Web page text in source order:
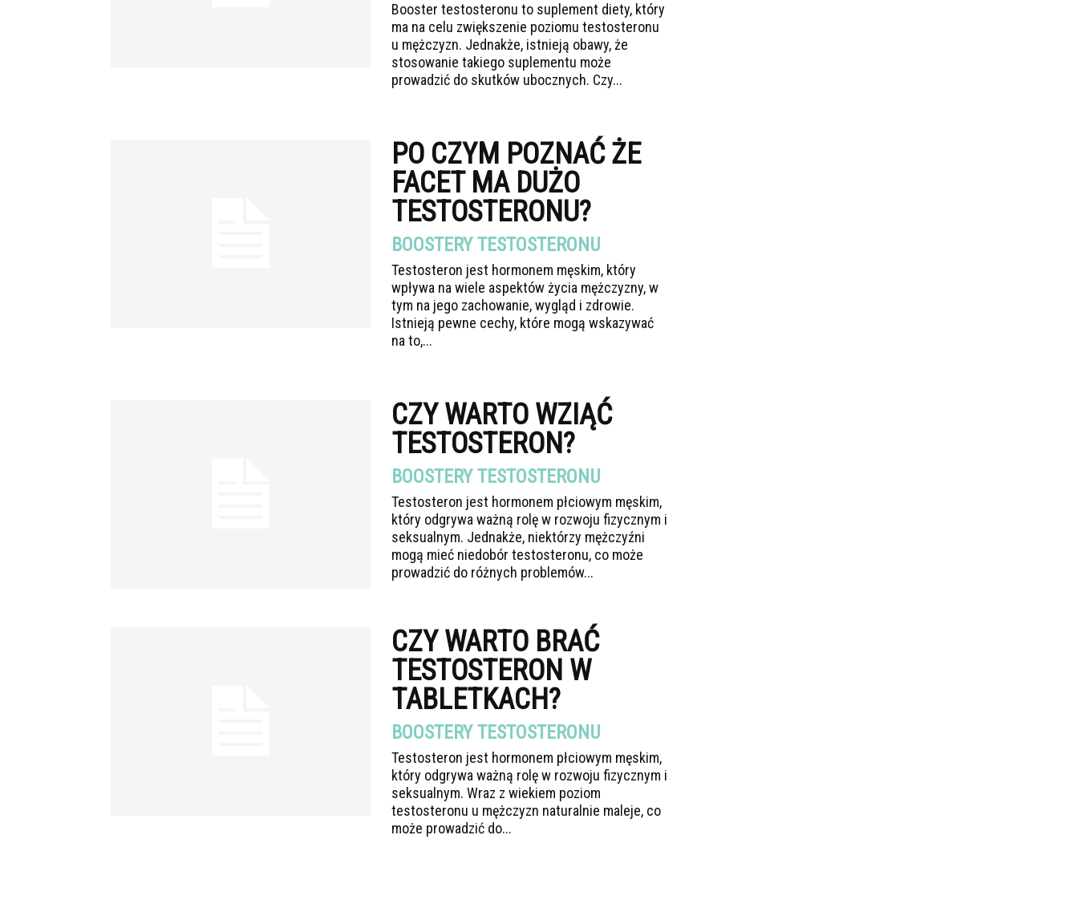
Booster testosteronu to suplement diety, który
ma na celu zwiększenie poziomu testosteronu
u mężczyzn. Jednakże, istnieją obawy, że
stosowanie takiego suplementu może
prowadzić do skutków ubocznych. Czy...
PO CZYM POZNAĆ ŻE
FACET MA DUŻO
TESTOSTERONU?
BOOSTERY TESTOSTERONU
Testosteron jest hormonem męskim, który
wpływa na wiele aspektów życia mężczyzny, w
tym na jego zachowanie, wygląd i zdrowie.
Istnieją pewne cechy, które mogą wskazywać
na to,...
CZY WARTO WZIĄĆ
TESTOSTERON?
BOOSTERY TESTOSTERONU
Testosteron jest hormonem płciowym męskim,
który odgrywa ważną rolę w rozwoju fizycznym i
seksualnym. Jednakże, niektórzy mężczyźni
mogą mieć niedobór testosteronu, co może
prowadzić do różnych problemów...
CZY WARTO BRAĆ
TESTOSTERON W
TABLETKACH?
BOOSTERY TESTOSTERONU
Testosteron jest hormonem płciowym męskim,
który odgrywa ważną rolę w rozwoju fizycznym i
seksualnym. Wraz z wiekiem poziom
testosteronu u mężczyzn naturalnie maleje, co
może prowadzić do...